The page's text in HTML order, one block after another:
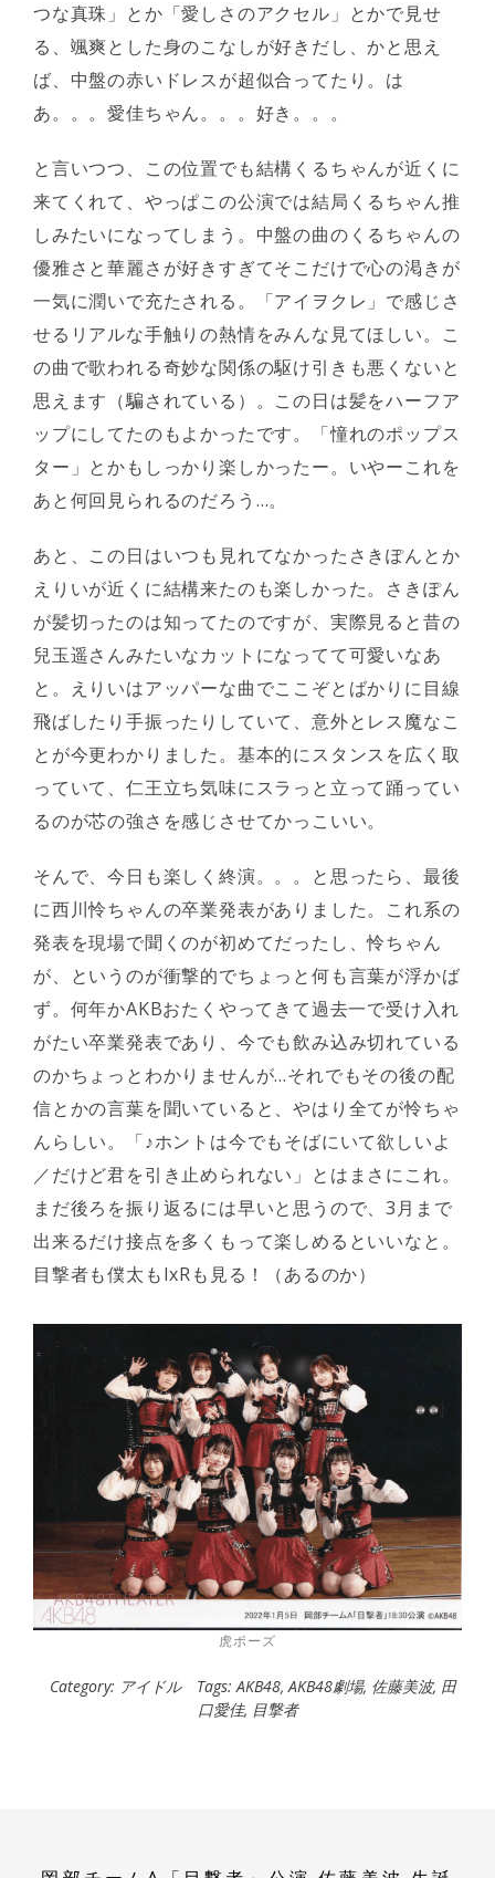
つな真珠」とか「愛しさのアクセル」とかで見せ
る、颯爽とした身のこなしが好きだし、かと思え
ば、中盤の赤いドレスが超似合ってたり。は
あ。。。愛佳ちゃん。。。好き。。。
と言いつつ、この位置でも結構くるちゃんが近くに
来てくれて、やっぱこの公演では結局くるちゃん推
しみたいになってしまう。中盤の曲のくるちゃんの
優雅さと華麗さが好きすぎてそこだけで心の渇きが
一気に潤いで充たされる。「アイヲクレ」で感じさ
せるリアルな手触りの熱情をみんな見てほしい。こ
の曲で歌われる奇妙な関係の駆け引きも悪くないと
思えます（騙されている）。この日は髪をハーフア
ップにしてたのもよかったです。「憧れのポップス
ター」とかもしっかり楽しかったー。いやーこれを
あと何回見られるのだろう…。
あと、この日はいつも見れてなかったさきぽんとか
えりいが近くに結構来たのも楽しかった。さきぽん
が髪切ったのは知ってたのですが、実際見ると昔の
兒玉遥さんみたいなカットになってて可愛いなあ
と。えりいはアッパーな曲でここぞとばかりに目線
飛ばしたり手振ったりしていて、意外とレス魔なこ
とが今更わかりました。基本的にスタンスを広く取
っていて、仁王立ち気味にスラっと立って踊ってい
るのが芯の強さを感じさせてかっこいい。
そんで、今日も楽しく終演。。。と思ったら、最後
に西川怜ちゃんの卒業発表がありました。これ系の
発表を現場で聞くのが初めてだったし、怜ちゃん
が、というのが衝撃的でちょっと何も言葉が浮かば
ず。何年かAKBおたくやってきて過去一で受け入れ
がたい卒業発表であり、今でも飲み込み切れている
のかちょっとわかりませんが…それでもその後の配
信とかの言葉を聞いていると、やはり全てが怜ちゃ
んらしい。「♪ホントは今でもそばにいて欲しいよ
／だけど君を引き止められない」とはまさにこれ。
まだ後ろを振り返るには早いと思うので、3月まで
出来るだけ接点を多くもって楽しめるといいなと。
目撃者も僕太もIxRも見る！（あるのか）
虎ポーズ
Category: アイドル Tags:AKB48,AKB48劇場, 佐藤美波, 田
口愛佳, 目撃者